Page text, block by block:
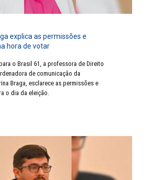
explica as permissões e
hora de votar
o Brasil 61, a professora de Direito
de comunicação da
Braga, esclarece as permissões e
o dia da eleição.